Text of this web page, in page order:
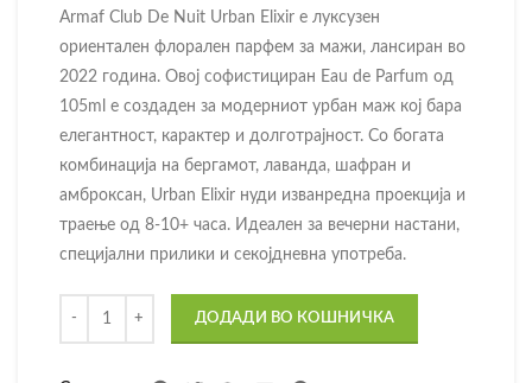
Armaf Club De Nuit Urban Elixir е луксузен
ориентален флорален парфем за мажи, лансиран во
2022 година. Овој софистициран Eau de Parfum од
105ml е создаден за модерниот урбан маж кој бара
елегантност, карактер и долготрајност. Со богата
комбинација на бергамот, лаванда, шафран и
амброксан, Urban Elixir нуди изванредна проекција и
траење од 8-10+ часа. Идеален за вечерни настани,
специјални прилики и секојдневна употреба.
ДОДАДИ ВО КОШНИЧКА